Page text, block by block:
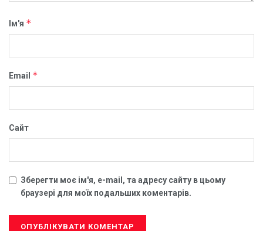
Ім'я *
Email *
Сайт
Зберегти моє ім'я, e-mail, та адресу сайту в цьому
браузері для моїх подальших коментарів.